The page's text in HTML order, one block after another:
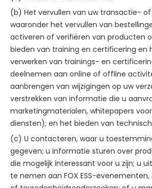
(b) Het vervullen van uw transactie- of
waaronder het vervullen van
activeren of verifiëren van producten
bieden van training en certificering en
verwerken van trainings- en
deelnemen aan online of offline
aanbrengen van wijzigingen op uw
verstrekken van informatie die u
marketingmaterialen, whitepapers
diensten); en het bieden van
(c) U contacteren, waar u
gegeven; u informatie sturen over
die mogelijk interessant voor u zijn; u
te nemen aan FOX ESS-